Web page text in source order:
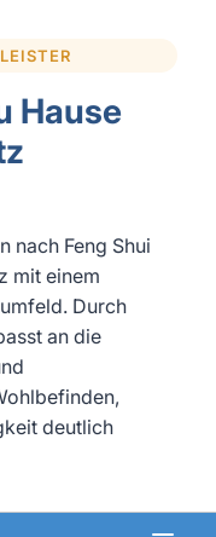
Hause
nach Feng Shui
mit einem
Durch
an die
deutlich